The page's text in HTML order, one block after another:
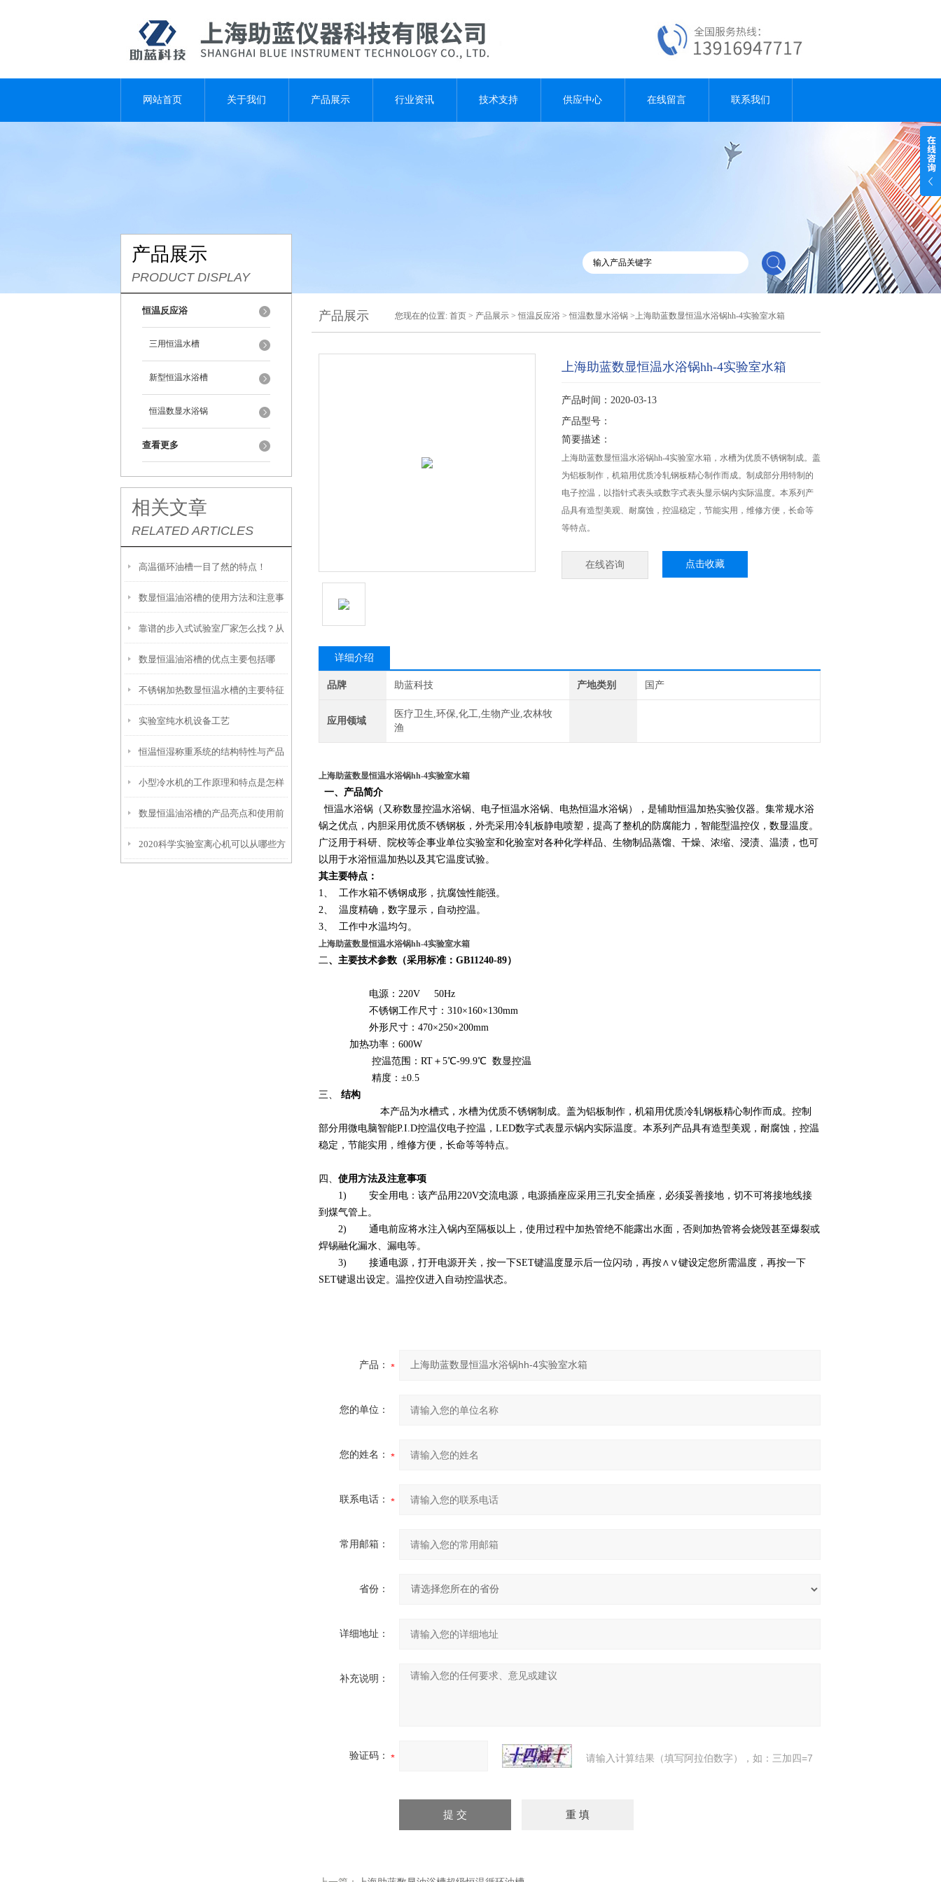
网站首页 关于我们 产品展示 行业资讯 技术支持 供应中心 在线留言 联系我们
产品展示
PRODUCT DISPLAY
恒温反应浴
三用恒温水槽
新型恒温水浴槽
恒温数显水浴锅
查看更多
相关文章
RELATED ARTICLES
高温循环油槽一目了然的特点！
数显恒温油浴槽的使用方法和注意事
项
靠谱的步入式试验室厂家怎么找？从
信誉和资质入手
数显恒温油浴槽的优点主要包括哪
些？
不锈钢加热数显恒温水槽的主要特征
和维护使用
实验室纯水机设备工艺
恒温恒湿称重系统的结构特性与产品
功能配置
小型冷水机的工作原理和特点是怎样
的？
数显恒温油浴槽的产品亮点和使用前
安全须知
2020科学实验室离心机可以从哪些方
产品展示 您现在的位置: 首页 > 产品展示 >恒温反应浴 >恒温数显水浴锅 >上海助蓝数显恒温水浴锅hh-4实验室水箱
上海助蓝数显恒温水浴锅hh-4实验室水箱
产品时间：2020-03-13
产品型号：
简要描述：
上海助蓝数显恒温水浴锅hh-4实验室水箱，水槽为优质不锈钢制成。盖
为铝板制作，机箱用优质冷轧钢板精心制作而成。制成部分用特制的
电子控温，以指针式表头或数字式表头显示锅内实际温度。本系列产
品具有造型美观、耐腐蚀，控温稳定，节能实用，维修方便，长命等
等特点。
在线咨询 点击收藏
详细介绍
品牌 助蓝科技 产地类别 国产
应用领域
医疗卫生,环保,化工,生物产业,农林牧
渔
上海助蓝数显恒温水浴锅hh-4实验室水箱
一、产品简介
恒温水浴锅（又称数显控温水浴锅、电子恒温水浴锅、电热恒温水浴锅），是辅助恒温加热实验仪器。集常规水浴
锅之优点，内胆采用优质不锈钢板，外壳采用冷轧板静电喷塑，提高了整机的防腐能力，智能型温控仪，数显温度。
广泛用于科研、院校等企事业单位实验室和化验室对各种化学样品、生物制品蒸馏、干燥、浓缩、浸渍、温渍，也可
以用于水浴恒温加热以及其它温度试验。
其主要特点：
1、 工作水箱不锈钢成形，抗腐蚀性能强。
2、 温度精确，数字显示，自动控温。
3、 工作中水温均匀。
上海助蓝数显恒温水浴锅hh-4实验室水箱
二、主要技术参数（采用标准：GB11240-89）
电源：220V 50Hz
不锈钢工作尺寸：310×160×130mm
外形尺寸：470×250×200mm
加热功率：600W
控温范围：RT＋5℃-99.9℃ 数显控温
精度：±0.5
三、 结构
本产品为水槽式，水槽为优质不锈钢制成。盖为铝板制作，机箱用优质冷轧钢板精心制作而成。控制
部分用微电脑智能P.I.D控温仪电子控温，LED数字式表显示锅内实际温度。本系列产品具有造型美观，耐腐蚀，控温
稳定，节能实用，维修方便，长命等等特点。
四、 使用方法及注意事项
1) 安全用电：该产品用220V交流电源，电源插座应采用三孔安全插座，必须妥善接地，切不可将接地线接
到煤气管上。
2) 通电前应将水注入锅内至隔板以上，使用过程中加热管绝不能露出水面，否则加热管将会烧毁甚至爆裂或
焊锡融化漏水、漏电等。
3) 接通电源，打开电源开关，按一下SET键温度显示后一位闪动，再按∧∨键设定您所需温度，再按一下
SET键退出设定。温控仪进入自动控温状态。
产品：
您的单位：
您的姓名：
联系电话：
常用邮箱：
省份：
详细地址：
补充说明：
验证码： 请输入计算结果（填写阿拉伯数字），如：三加四=7